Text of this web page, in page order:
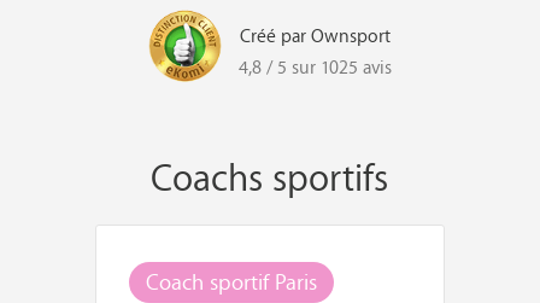
Créé par Ownsport
4,8 / 5 sur 1025 avis
Coachs sportifs
Coach sportif Paris